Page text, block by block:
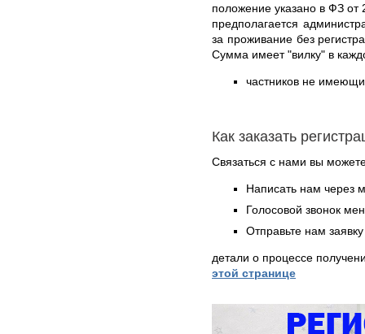
положение указано в ФЗ
предполагается
за проживание без
Сумма имеет "вилку" в
частников не
Как заказать
Связаться с нами вы
Написать нам через
Голосовой звонок
Отправьте нам
детали о процессе
этой странице